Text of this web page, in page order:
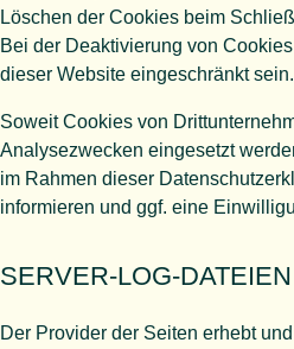
Löschen der Cookies beim
Bei der Deaktivierung von
dieser Website eingeschränkt sein.
Soweit Cookies von
Analysezwecken eingesetzt
im Rahmen dieser
informieren und ggf. eine
SERVER-LOG-DATEIEN
Der Provider der Seiten erhebt